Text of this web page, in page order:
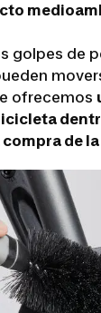
golpes de
ofrecemos
de